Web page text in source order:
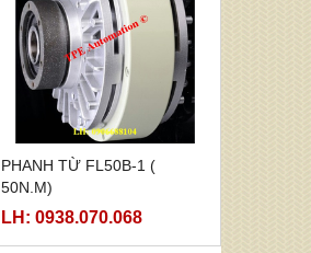
PHANH TỪ FL50B-1 (
50N.M)
LH: 0938.070.068